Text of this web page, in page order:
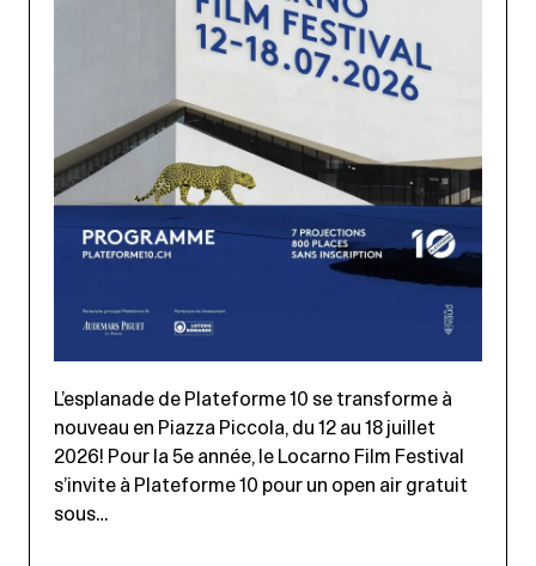
L’esplanade de Plateforme 10 se transforme à
nouveau en Piazza Piccola, du 12 au 18 juillet
2026! Pour la 5e année, le Locarno Film Festival
s’invite à Plateforme 10 pour un open air gratuit
sous…